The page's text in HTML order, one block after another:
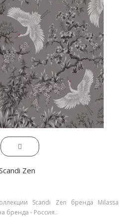
Zen
Scandi Zen бренда Milassa
бренда - Россия..